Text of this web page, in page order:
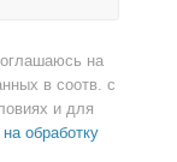
на
в соотв. с
и для
обработку